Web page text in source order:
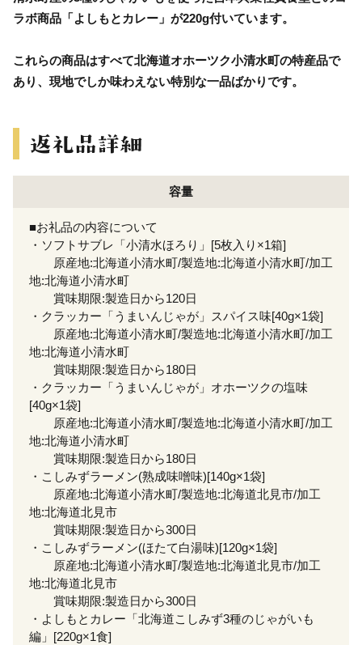
ラボ商品「よしもとカレー」が220g付いています。
これらの商品はすべて北海道オホーツク小清水町の特産品で
あり、現地でしか味わえない特別な一品ばかりです。
容量
■お礼品の内容について
・ソフトサブレ「小清水ほろり」[5枚入り×1箱]
原産地:北海道小清水町/製造地:北海道小清水町/加工
地:北海道小清水町
賞味期限:製造日から120日
・クラッカー「うまいんじゃが」スパイス味[40g×1袋]
原産地:北海道小清水町/製造地:北海道小清水町/加工
地:北海道小清水町
賞味期限:製造日から180日
・クラッカー「うまいんじゃが」オホーツクの塩味
[40g×1袋]
原産地:北海道小清水町/製造地:北海道小清水町/加工
地:北海道小清水町
賞味期限:製造日から180日
・こしみずラーメン(熟成味噌味)[140g×1袋]
原産地:北海道小清水町/製造地:北海道北見市/加工
地:北海道北見市
賞味期限:製造日から300日
・こしみずラーメン(ほたて白湯味)[120g×1袋]
原産地:北海道小清水町/製造地:北海道北見市/加工
地:北海道北見市
賞味期限:製造日から300日
・よしもとカレー「北海道こしみず3種のじゃがいも
編」[220g×1食]